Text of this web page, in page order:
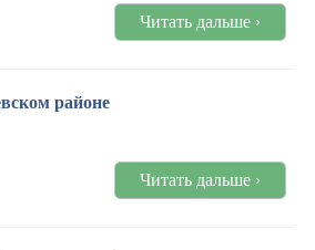
Читать дальше ›
районе
Читать дальше ›